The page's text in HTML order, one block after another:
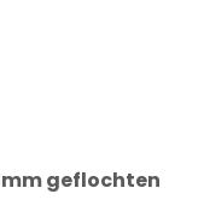
geflochten